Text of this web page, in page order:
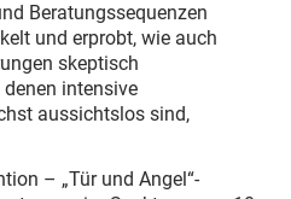
Beratungssequenzen
und erprobt, wie auch
skeptisch
intensive
aussichtslos sind,
– „Tür und Angel“-